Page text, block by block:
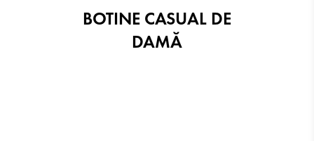
BOTINE CASUAL DE
DAMĂ